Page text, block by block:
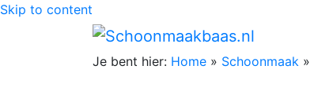
Skip to content
Je bent hier: Home » Schoonmaak »